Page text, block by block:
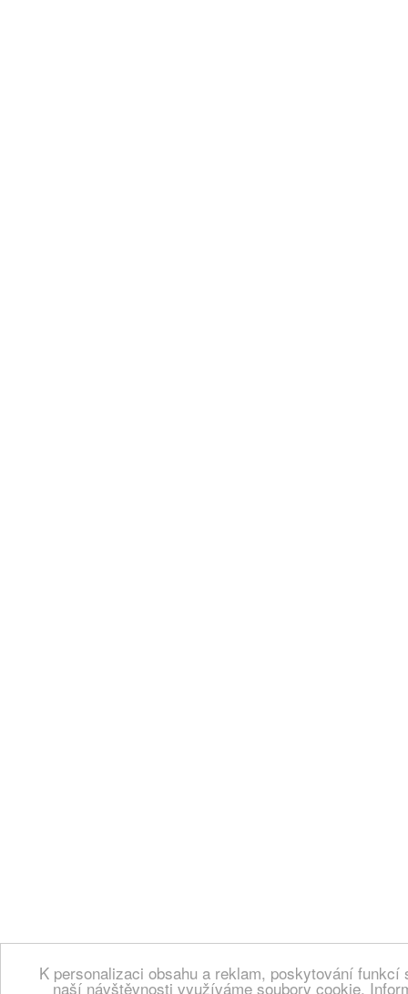
K personalizaci obsahu a reklam, poskytování
naší návštěvnosti využíváme soubory cookie.